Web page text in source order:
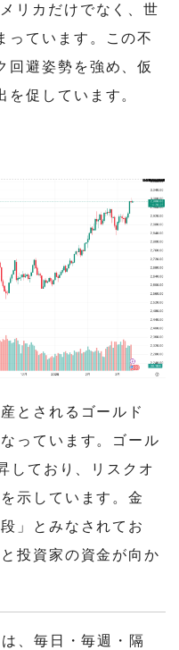
リカだけでなく、世
っています。この不
回避姿勢を強め、仮
促しています。
とされるゴールド
っています。ゴール
しており、リスクオ
示しています。金
」とみなされてお
投資家の資金が向か
は、毎日・毎週・隔